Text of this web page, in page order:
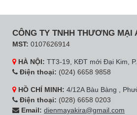
CÔNG TY TNHH THƯƠNG MẠI
MST: 0107626914
HÀ NỘI: TT3-19, KĐT mới Đại Kim,
Điện thoại: (024) 6658 9858
HỒ CHÍ MINH: 4/12A Bàu Bàng ,
Điện thoại: (028) 6658 0203
Email: dienmayakira@gmail.com